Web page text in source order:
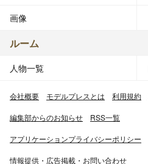
画像
ルーム
人物一覧
会社概要 モデルプレスとは 利用規約
編集部からのお知らせ RSS一覧
アプリケーションプライバシーポリシー
情報提供・広告掲載・お問い合わせ